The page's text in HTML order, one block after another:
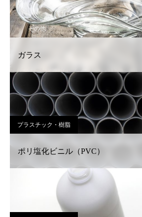
その他
ガラス
プラスチック・樹脂
ポリ塩化ビニル（PVC）